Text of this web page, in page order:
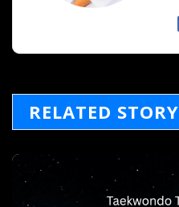
RELATED STORY